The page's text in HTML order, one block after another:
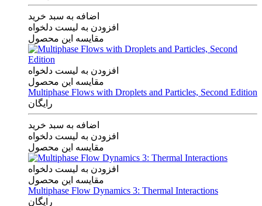
اضافه به سبد خرید
افزودن به لیست دلخواه
مقایسه این محصول
افزودن به لیست دلخواه
مقایسه این محصول
Multiphase Flows with Droplets and Particles, Second Edition
رایگان
اضافه به سبد خرید
افزودن به لیست دلخواه
مقایسه این محصول
افزودن به لیست دلخواه
مقایسه این محصول
Multiphase Flow Dynamics 3: Thermal Interactions
رایگان